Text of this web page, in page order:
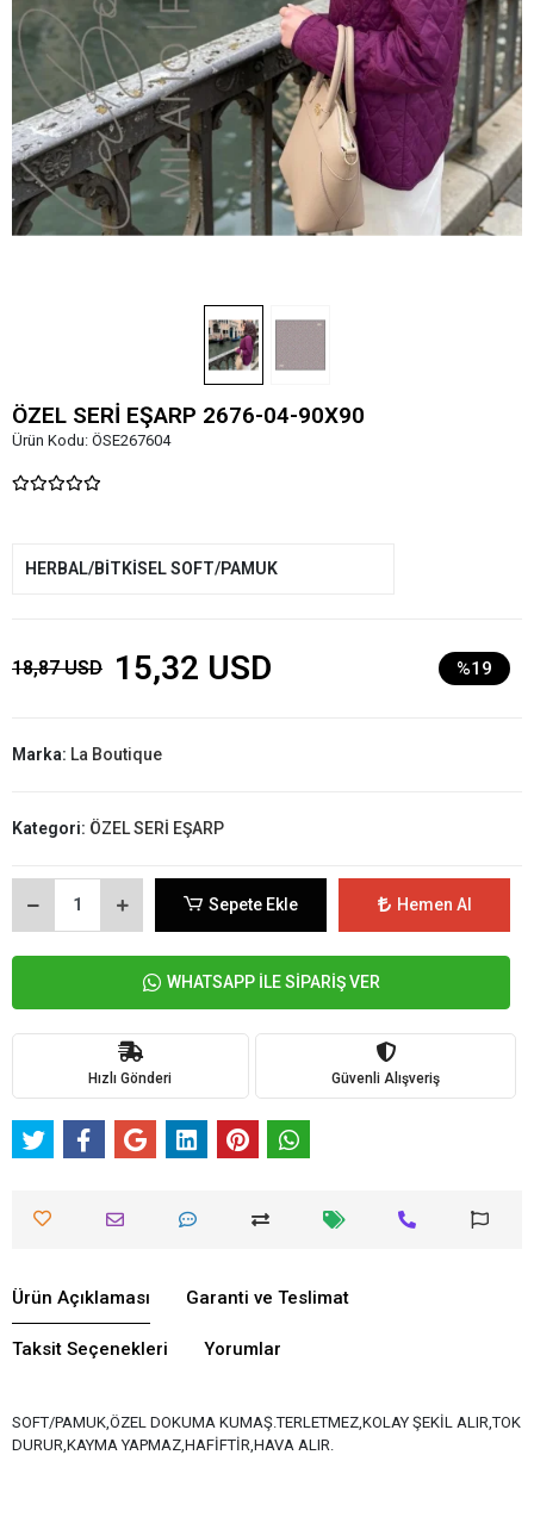
ÖZEL SERİ EŞARP 2676-04-90X90
Ürün Kodu: ÖSE267604
HERBAL/BİTKİSEL SOFT/PAMUK
18,87 USD 15,32 USD %19
Marka: La Boutique
Kategori: ÖZEL SERİ EŞARP
Sepete Ekle Hemen Al
WHATSAPP İLE SİPARİŞ VER
Hızlı Gönderi Güvenli Alışveriş
Ürün Açıklaması Garanti ve Teslimat
Taksit Seçenekleri Yorumlar
SOFT/PAMUK,ÖZEL DOKUMA KUMAŞ.TERLETMEZ,KOLAY ŞEKİL ALIR,TOK
DURUR,KAYMA YAPMAZ,HAFİFTİR,HAVA ALIR.